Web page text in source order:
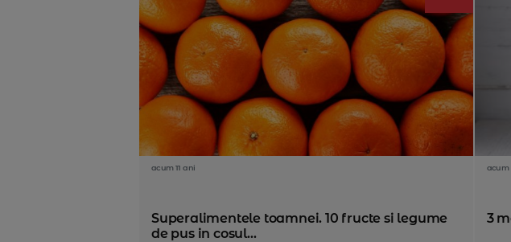
acum 11 ani
Superalimentele toamnei. 10 fructe si legume
de pus in cosul...
acum
3